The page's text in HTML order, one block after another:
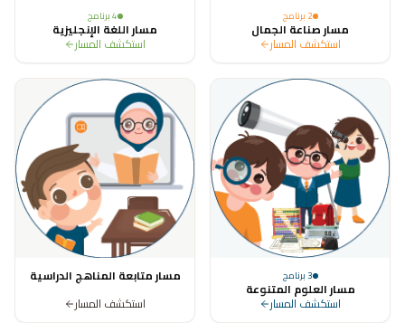
2 برنامج
مسار صناعة الجمال
استكشف المسار
4برنامج
مسار اللغة الإنجليزية
استكشف المسار
3برنامج
مسار العلوم المتنوعة
استكشف المسار
مسار متابعة المناهج الدراسية
استكشف المسار